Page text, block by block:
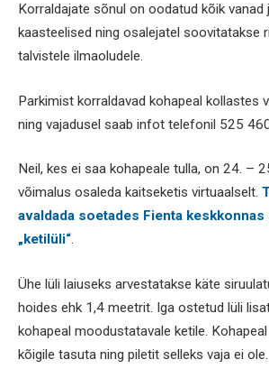
Korraldajate sõnul on oodatud kõik vanad
kaasteelised ning osalejatel soovitatakse
talvistele ilmaoludele.
Parkimist korraldavad kohapeal kollastes
ning vajadusel saab infot telefonil 525
Neil, kes ei saa kohapeale tulla, on 24. –
võimalus osaleda kaitseketis virtuaalselt.
avaldada soetades Fienta
„ketilüli“.
Ühe lüli laiuseks arvestatakse käte
hoides ehk 1,4 meetrit. Iga ostetud lüli
kohapeal moodustatavale ketile.
kõigile tasuta ning piletit selleks vaja ei ole.